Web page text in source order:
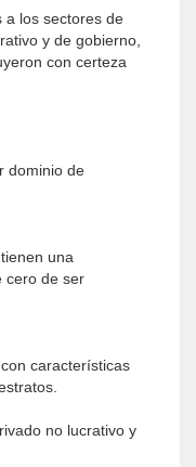
a los sectores de
y de gobierno,
con certeza
dominio de
una
cero de ser
características
no lucrativo y